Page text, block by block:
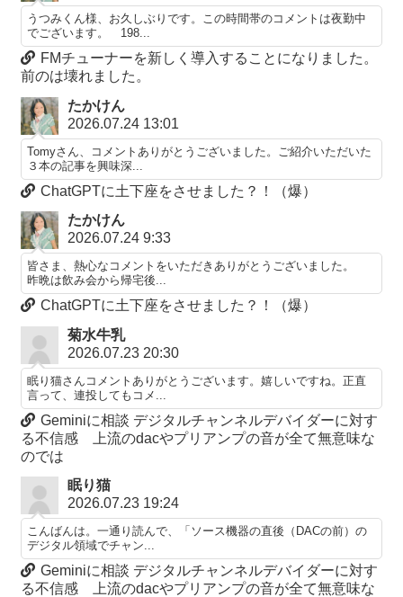
うつみくん様、お久しぶりです。この時間帯のコメントは夜勤中
でございます。 198...
FMチューナーを新しく導入することになりました。
前のは壊れました。
たかけん
2026.07.24 13:01
Tomyさん、コメントありがとうございました。ご紹介いただいた
３本の記事を興味深...
ChatGPTに土下座をさせました？！（爆）
たかけん
2026.07.24 9:33
皆さま、熱心なコメントをいただきありがとうございました。
昨晩は飲み会から帰宅後...
ChatGPTに土下座をさせました？！（爆）
菊水牛乳
2026.07.23 20:30
眠り猫さんコメントありがとうございます。嬉しいですね。正直
言って、連投してもコメ...
Geminiに相談 デジタルチャンネルデバイダーに対す
る不信感 上流のdacやプリアンプの音が全て無意味な
のでは
眠り猫
2026.07.23 19:24
こんばんは。一通り読んで、「ソース機器の直後（DACの前）の
デジタル領域でチャン...
Geminiに相談 デジタルチャンネルデバイダーに対す
る不信感 上流のdacやプリアンプの音が全て無意味な